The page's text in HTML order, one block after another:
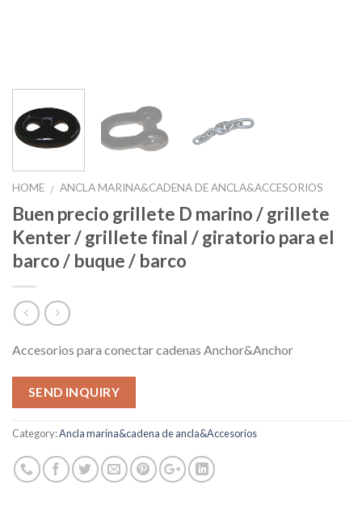
HOME / ANCLA MARINA&CADENA DE ANCLA&ACCESORIOS
Buen precio grillete D marino / grillete
Kenter / grillete final / giratorio para el
barco / buque / barco
Accesorios para conectar cadenas Anchor&Anchor
SEND INQUIRY
Category:Ancla marina&cadena de ancla&Accesorios